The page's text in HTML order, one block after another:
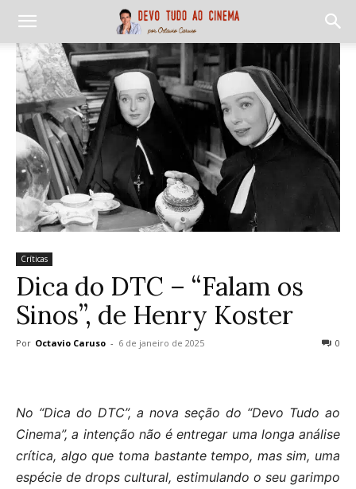
Críticas
Dica do DTC – “Falam os
Sinos”, de Henry Koster
Por Octavio Caruso - 6 de janeiro de 2025 0
No “Dica do DTC”, a nova seção do “Devo Tudo ao
Cinema”, a intenção não é entregar uma longa análise
crítica, algo que toma bastante tempo, mas sim, uma
espécie de drops cultural, estimulando o seu garimpo